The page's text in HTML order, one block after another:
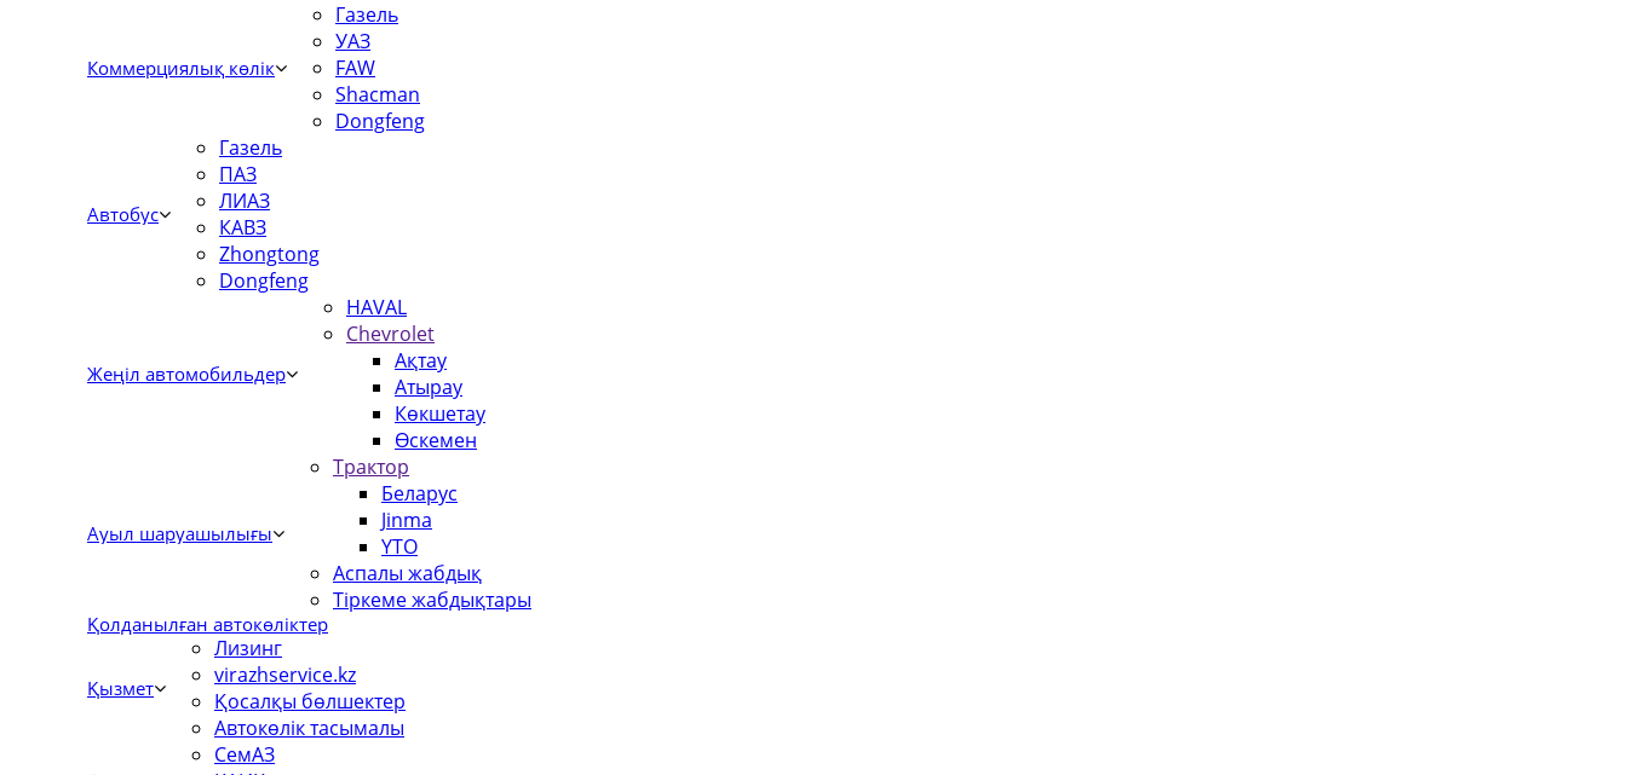
Коммерциялық көлік
Газель
УАЗ
FAW
Shacman
Dongfeng
Автобус
Газель
ПАЗ
ЛИАЗ
КАВЗ
Zhongtong
Dongfeng
Жеңіл автомобильдер
HAVAL
Chevrolet
Ақтау
Атырау
Көкшетау
Өскемен
Ауыл шаруашылығы
Трактор
Беларус
Jinma
YTO
Аспалы жабдық
Тіркеме жабдықтары
Қолданылған автокөліктер
Қызмет
Лизинг
virazhservice.kz
Қосалқы бөлшектер
Автокөлік тасымалы
СемАЗ